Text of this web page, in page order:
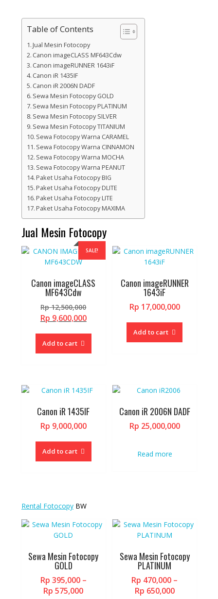
Table of Contents
Jual Mesin Fotocopy
Canon imageCLASS MF643Cdw
Canon imageRUNNER 1643iF
Canon iR 1435IF
Canon iR 2006N DADF
Sewa Mesin Fotocopy GOLD
Sewa Mesin Fotocopy PLATINUM
Sewa Mesin Fotocopy SILVER
Sewa Mesin Fotocopy TITANIUM
Sewa Fotocopy Warna CARAMEL
Sewa Fotocopy Warna CINNAMON
Sewa Fotocopy Warna MOCHA
Sewa Fotocopy Warna PEANUT
Paket Usaha Fotocopy BIG
Paket Usaha Fotocopy DLITE
Paket Usaha Fotocopy LITE
Paket Usaha Fotocopy MAXIMA
Jual Mesin Fotocopy
SALE!
Canon imageCLASS
MF643Cdw
Rp12,500,000Original
price
Rp 9,600,000Current
Add to cart
Canon imageRUNNER
1643iF
Rp 17,000,000
Add to cart
Canon iR 1435IF
Rp 9,000,000
Add to cart
Canon iR 2006N DADF
Rp 25,000,000
Read more
Rental FotocopyBW
Sewa Mesin Fotocopy
GOLD
Rp 395,000 –
Rp 575,000Price
Sewa Mesin Fotocopy
PLATINUM
Rp 470,000 –
Rp 650,000Price